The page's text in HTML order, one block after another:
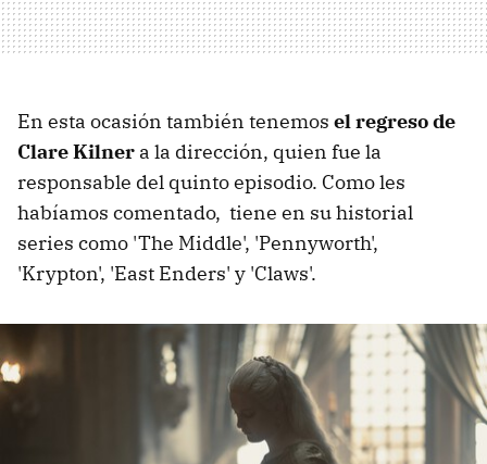
En esta ocasión también tenemos el regreso de
Clare Kilner a la dirección, quien fue la
responsable del quinto episodio. Como les
habíamos comentado, tiene en su historial
series como 'The Middle', 'Pennyworth',
'Krypton', 'East Enders' y 'Claws'.